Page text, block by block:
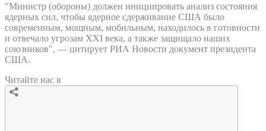
"Министр (обороны) должен инициировать анализ состояния
ядерных сил, чтобы ядерное сдерживание США было
современным, мощным, мобильным, находилось в готовности
и отвечало угрозам XXI века, а также защищало наших
союзников", — цитирует РИА Новости документ президента
США.
Читайте нас в